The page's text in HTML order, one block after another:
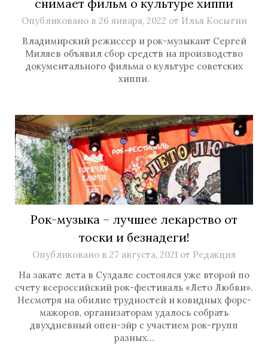
снимает фильм о культуре хиппи
Опубликовано в 26 января, 2022 от Илья Косыгин
Владимирский режиссер и рок-музыкант Сергей
Миляев объявил сбор средств на производство
документального фильма о культуре советских
хиппи.
Рок-музыка – лучшее лекарство от
тоски и безнадеги!
Опубликовано в 27 августа, 2021 от Редакция
На закате лета в Суздале состоялся уже второй по
счету всероссийский рок-фестиваль «Лето Любви».
Несмотря на обилие трудностей и ковидных форс-
мажоров, организаторам удалось собрать
двухдневный опен-эйр с участием рок-групп
разных…